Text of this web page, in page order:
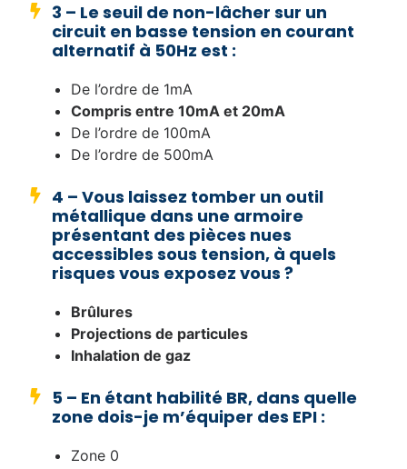
3 – Le seuil de non-lâcher sur un
circuit en basse tension en courant
alternatif à 50Hz est :
De l’ordre de 1mA
Compris entre 10mA et 20mA
De l’ordre de 100mA
De l’ordre de 500mA
4 – Vous laissez tomber un outil
métallique dans une armoire
présentant des pièces nues
accessibles sous tension, à quels
risques vous exposez vous ?
Brûlures
Projections de particules
Inhalation de gaz
5 – En étant habilité BR, dans quelle
zone dois-je m’équiper des EPI :
Zone 0